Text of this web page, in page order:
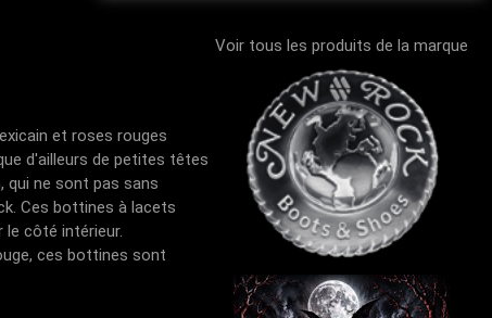
Voir tous les produits de la marque
et roses rouges
d'ailleurs de petites têtes
qui ne sont pas sans
Ces bottines à lacets
côté intérieur.
ces bottines sont